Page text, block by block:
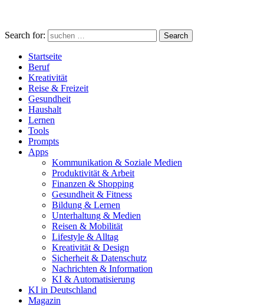
Search for: Search
Startseite
Beruf
Kreativität
Reise & Freizeit
Gesundheit
Haushalt
Lernen
Tools
Prompts
Apps
Kommunikation & Soziale Medien
Produktivität & Arbeit
Finanzen & Shopping
Gesundheit & Fitness
Bildung & Lernen
Unterhaltung & Medien
Reisen & Mobilität
Lifestyle & Alltag
Kreativität & Design
Sicherheit & Datenschutz
Nachrichten & Information
KI & Automatisierung
KI in Deutschland
Magazin